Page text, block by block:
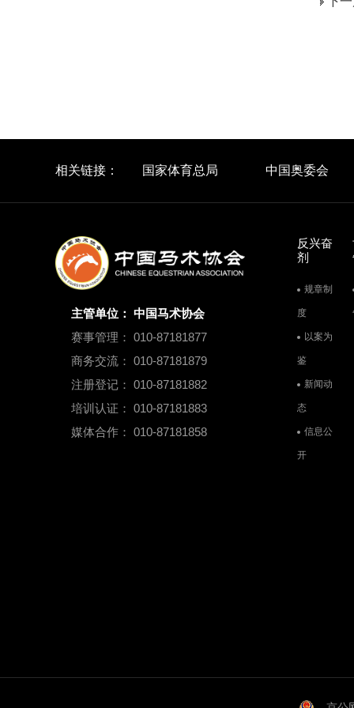
相关链接： 国家体育总局 中国奥委会
主管单位： 中国马术协会
赛事管理： 010-87181877
商务交流： 010-87181879
注册登记： 010-87181882
培训认证： 010-87181883
媒体合作： 010-87181858
反兴奋
剂
规章制
度
以案为
鉴
新闻动
态
信息公
开